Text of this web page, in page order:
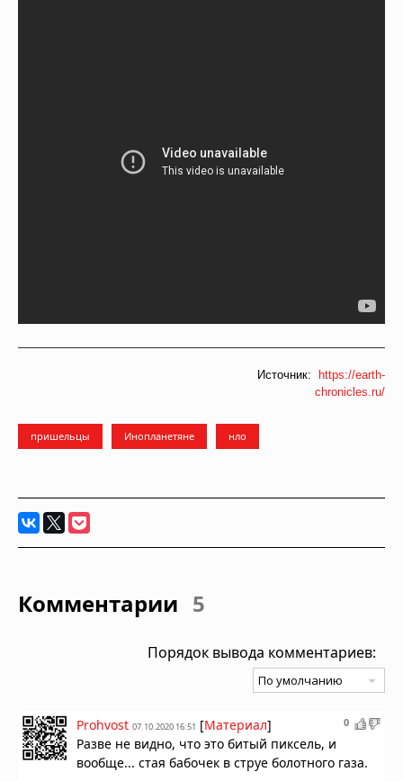
Источник: https://earth-
chronicles.ru/
пришельцы Инопланетяне нло
Комментарии 5
Порядок вывода комментариев:
0
Prohvost 07.10.2020 16:51 [Материал]
Разве не видно, что это битый пиксель, и
вообще... стая бабочек в струе болотного газа.